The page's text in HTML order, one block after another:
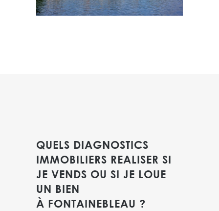
QUELS DIAGNOSTICS
IMMOBILIERS REALISER SI
JE VENDS OU SI JE LOUE
UN BIEN
À FONTAINEBLEAU ?